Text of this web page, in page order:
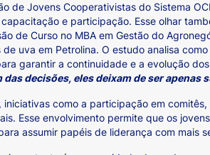
de Jovens Cooperativistas do Sistema
e participação. Esse olhar
de Curso no MBA em Gestão do
de uva em Petrolina. O estudo analisa
garantir a continuidade e a evolução
decisões, eles deixam de ser apenas
iniciativas como a participação em
Esse envolvimento permite que os
assumir papéis de liderança com mais